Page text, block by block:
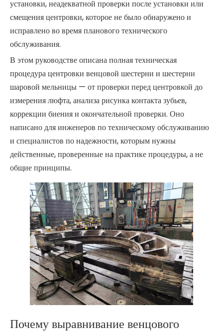
установки, неадекватной проверки после установки или
смещения центровки, которое не было обнаружено и
исправлено во время планового технического
обслуживания.
В этом руководстве описана полная техническая
процедура центровки венцовой шестерни и шестерни
шаровой мельницы — от проверки перед центровкой до
измерения люфта, анализа рисунка контакта зубьев,
коррекции биения и окончательной проверки. Оно
написано для инженеров по техническому обслуживанию
и специалистов по надежности, которым нужны
действенные, проверенные на практике процедуры, а не
общие принципы.
Почему выравнивание венцового